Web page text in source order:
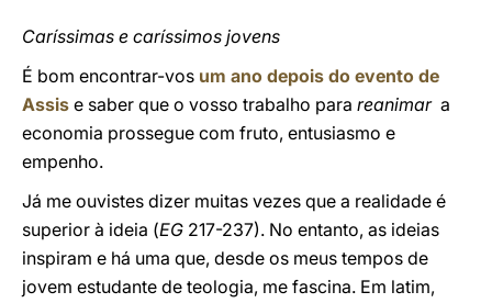
Caríssimas e caríssimos jovens
É bom encontrar-vos um ano depois do evento de
Assis e saber que o vosso trabalho para reanimara
economia prossegue com fruto, entusiasmo e
empenho.
Já me ouvistes dizer muitas vezes que a realidade é
superior à ideia (EG 217-237). No entanto, as ideias
inspiram e há uma que, desde os meus tempos de
jovem estudante de teologia, me fascina. Em latim,